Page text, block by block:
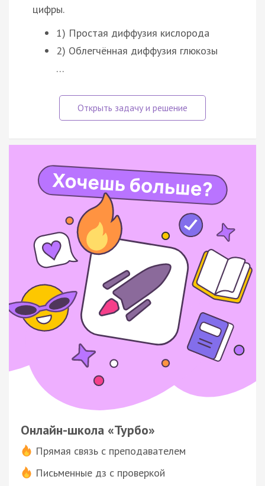
цифры.
1) Простая диффузия кислорода
2) Облегчённая диффузия глюкозы
…
Онлайн-школа «Турбо»
Прямая связь с преподавателем
Письменные дз с проверкой